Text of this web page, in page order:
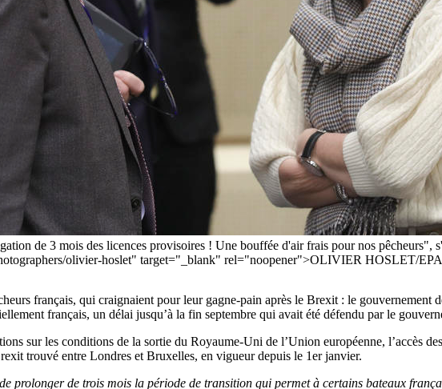
de 3 mois des licences provisoires ! Une bouffée d'air frais pour nos
olivier-hoslet" target="_blank" rel="noopener">OLIVIER HOSLET/
français, qui craignaient pour leur gagne-pain après le Brexit : le
français, un délai jusqu’à la fin septembre qui avait été défendu par le
sur les conditions de la sortie du Royaume-Uni de l’Union européenne, l’accès
trouvé entre Londres et Bruxelles, en vigueur depuis le 1er janvier.
prolonger de trois mois la période de transition qui permet à certains bateaux